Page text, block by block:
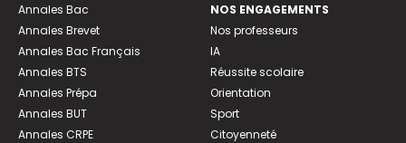
Annales Bac
Annales Brevet
Annales Bac Français
Annales BTS
Annales Prépa
Annales BUT
Annales CRPE
NOS ENGAGEMENTS
Nos professeurs
IA
Réussite scolaire
Orientation
Sport
Citoyenneté